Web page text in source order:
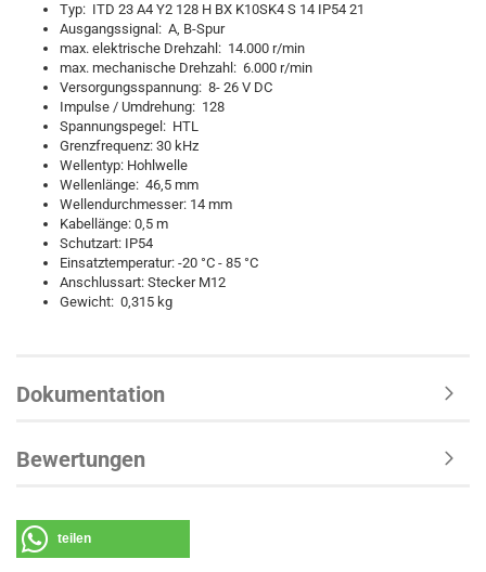
Typ: ITD 23 A4 Y2 128 H BX K10SK4 S 14 IP54 21
Ausgangssignal: A, B-Spur
max. elektrische Drehzahl: 14.000 r/min
max. mechanische Drehzahl: 6.000 r/min
Versorgungsspannung: 8- 26 V DC
Impulse / Umdrehung: 128
Spannungspegel: HTL
Grenzfrequenz: 30 kHz
Wellentyp: Hohlwelle
Wellenlänge: 46,5 mm
Wellendurchmesser: 14 mm
Kabellänge: 0,5 m
Schutzart: IP54
Einsatztemperatur: -20 °C - 85 °C
Anschlussart: Stecker M12
Gewicht: 0,315 kg
Dokumentation
Bewertungen
teilen